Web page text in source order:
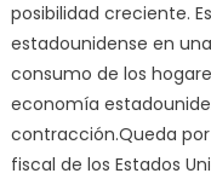
posibilidad creciente.
estadounidense en
consumo de los
economía
contracción.Queda
fiscal de los Estados